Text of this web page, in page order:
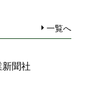
一覧へ
聞社